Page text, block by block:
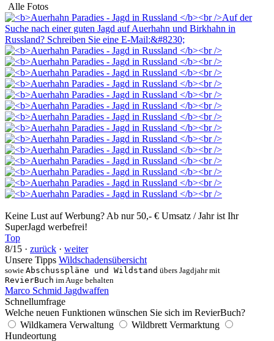
Alle Fotos
Keine Lust auf Werbung? Ab nur 50,- € Umsatz / Jahr ist Ihr
SuperJagd werbefrei!
Top
8/15 · zurück · weiter
Unsere Tipps Wildschadensübersicht
sowie Abschusspläne und Wildstand übers Jagdjahr mit
RevierBuch im Auge behalten
Marco Schmid Jagdwaffen
Schnellumfrage
Welche neuen Funktionen wünschen Sie sich im RevierBuch?
Wildkamera Verwaltung
Wildbrett Vermarktung
Hundeortung